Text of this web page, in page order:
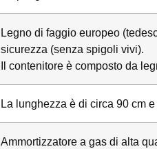
Legno di faggio europeo
sicurezza (senza spigoli vivi).
Il contenitore è composto da
La lunghezza è di circa 90 cm
Ammortizzatore a gas di alta